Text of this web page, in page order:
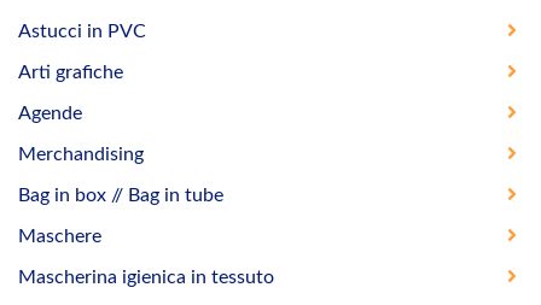
Astucci in PVC
Arti grafiche
Agende
Merchandising
Bag in box // Bag in tube
Maschere
Mascherina igienica in tessuto